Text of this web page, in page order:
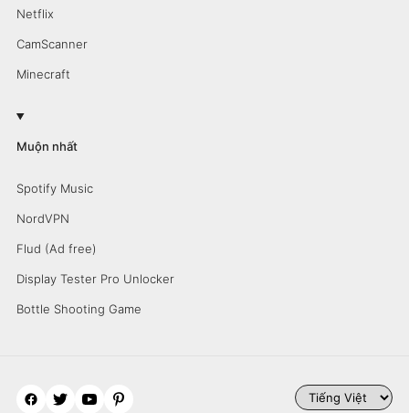
Netflix
CamScanner
Minecraft
Muộn nhất
Spotify Music
NordVPN
Flud (Ad free)
Display Tester Pro Unlocker
Bottle Shooting Game